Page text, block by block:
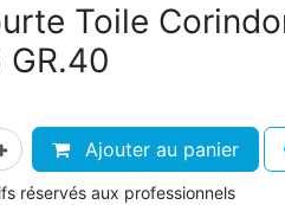
Toile
GR.40
Ajouter au panier
réservés aux professionnels